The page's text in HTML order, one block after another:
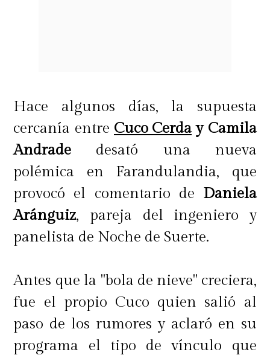
hijo de 13 años de Kathy, quien fue
el primero en alertar a la familia al
ver a su madre desplomarse.
Su hermana relató que el
adolescente fue clave para actuar a
tiempo. La familiar además recordó
urgencias.
"Prácticamente se desplomó en el
baño, tuvimos que sacarla y llevarla
Hace algunos días, la supuesta
cercanía entre Cuco Cerday Camila
Andrade desató una nueva
polémica en Farandulandia, que
provocó el comentario de Daniela
Aránguiz, pareja del ingeniero y
panelista de Noche de Suerte.
Antes que la "bola de nieve" creciera,
fue el propio Cuco quien salió al
paso de los rumores y aclaró en su
programa el tipo de vínculo que